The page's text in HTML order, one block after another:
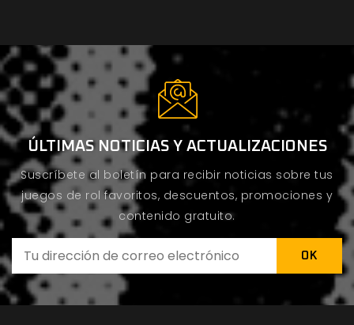
ÚLTIMAS NOTICIAS Y ACTUALIZACIONES
Suscríbete al boletín para recibir noticias sobre tus
juegos de rol favoritos, descuentos, promociones y
contenido gratuito.